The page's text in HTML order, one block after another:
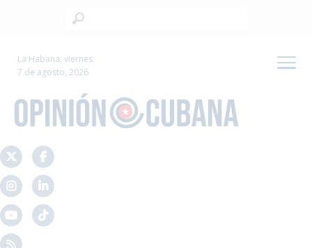
La Habana, viernes
7 de agosto, 2026